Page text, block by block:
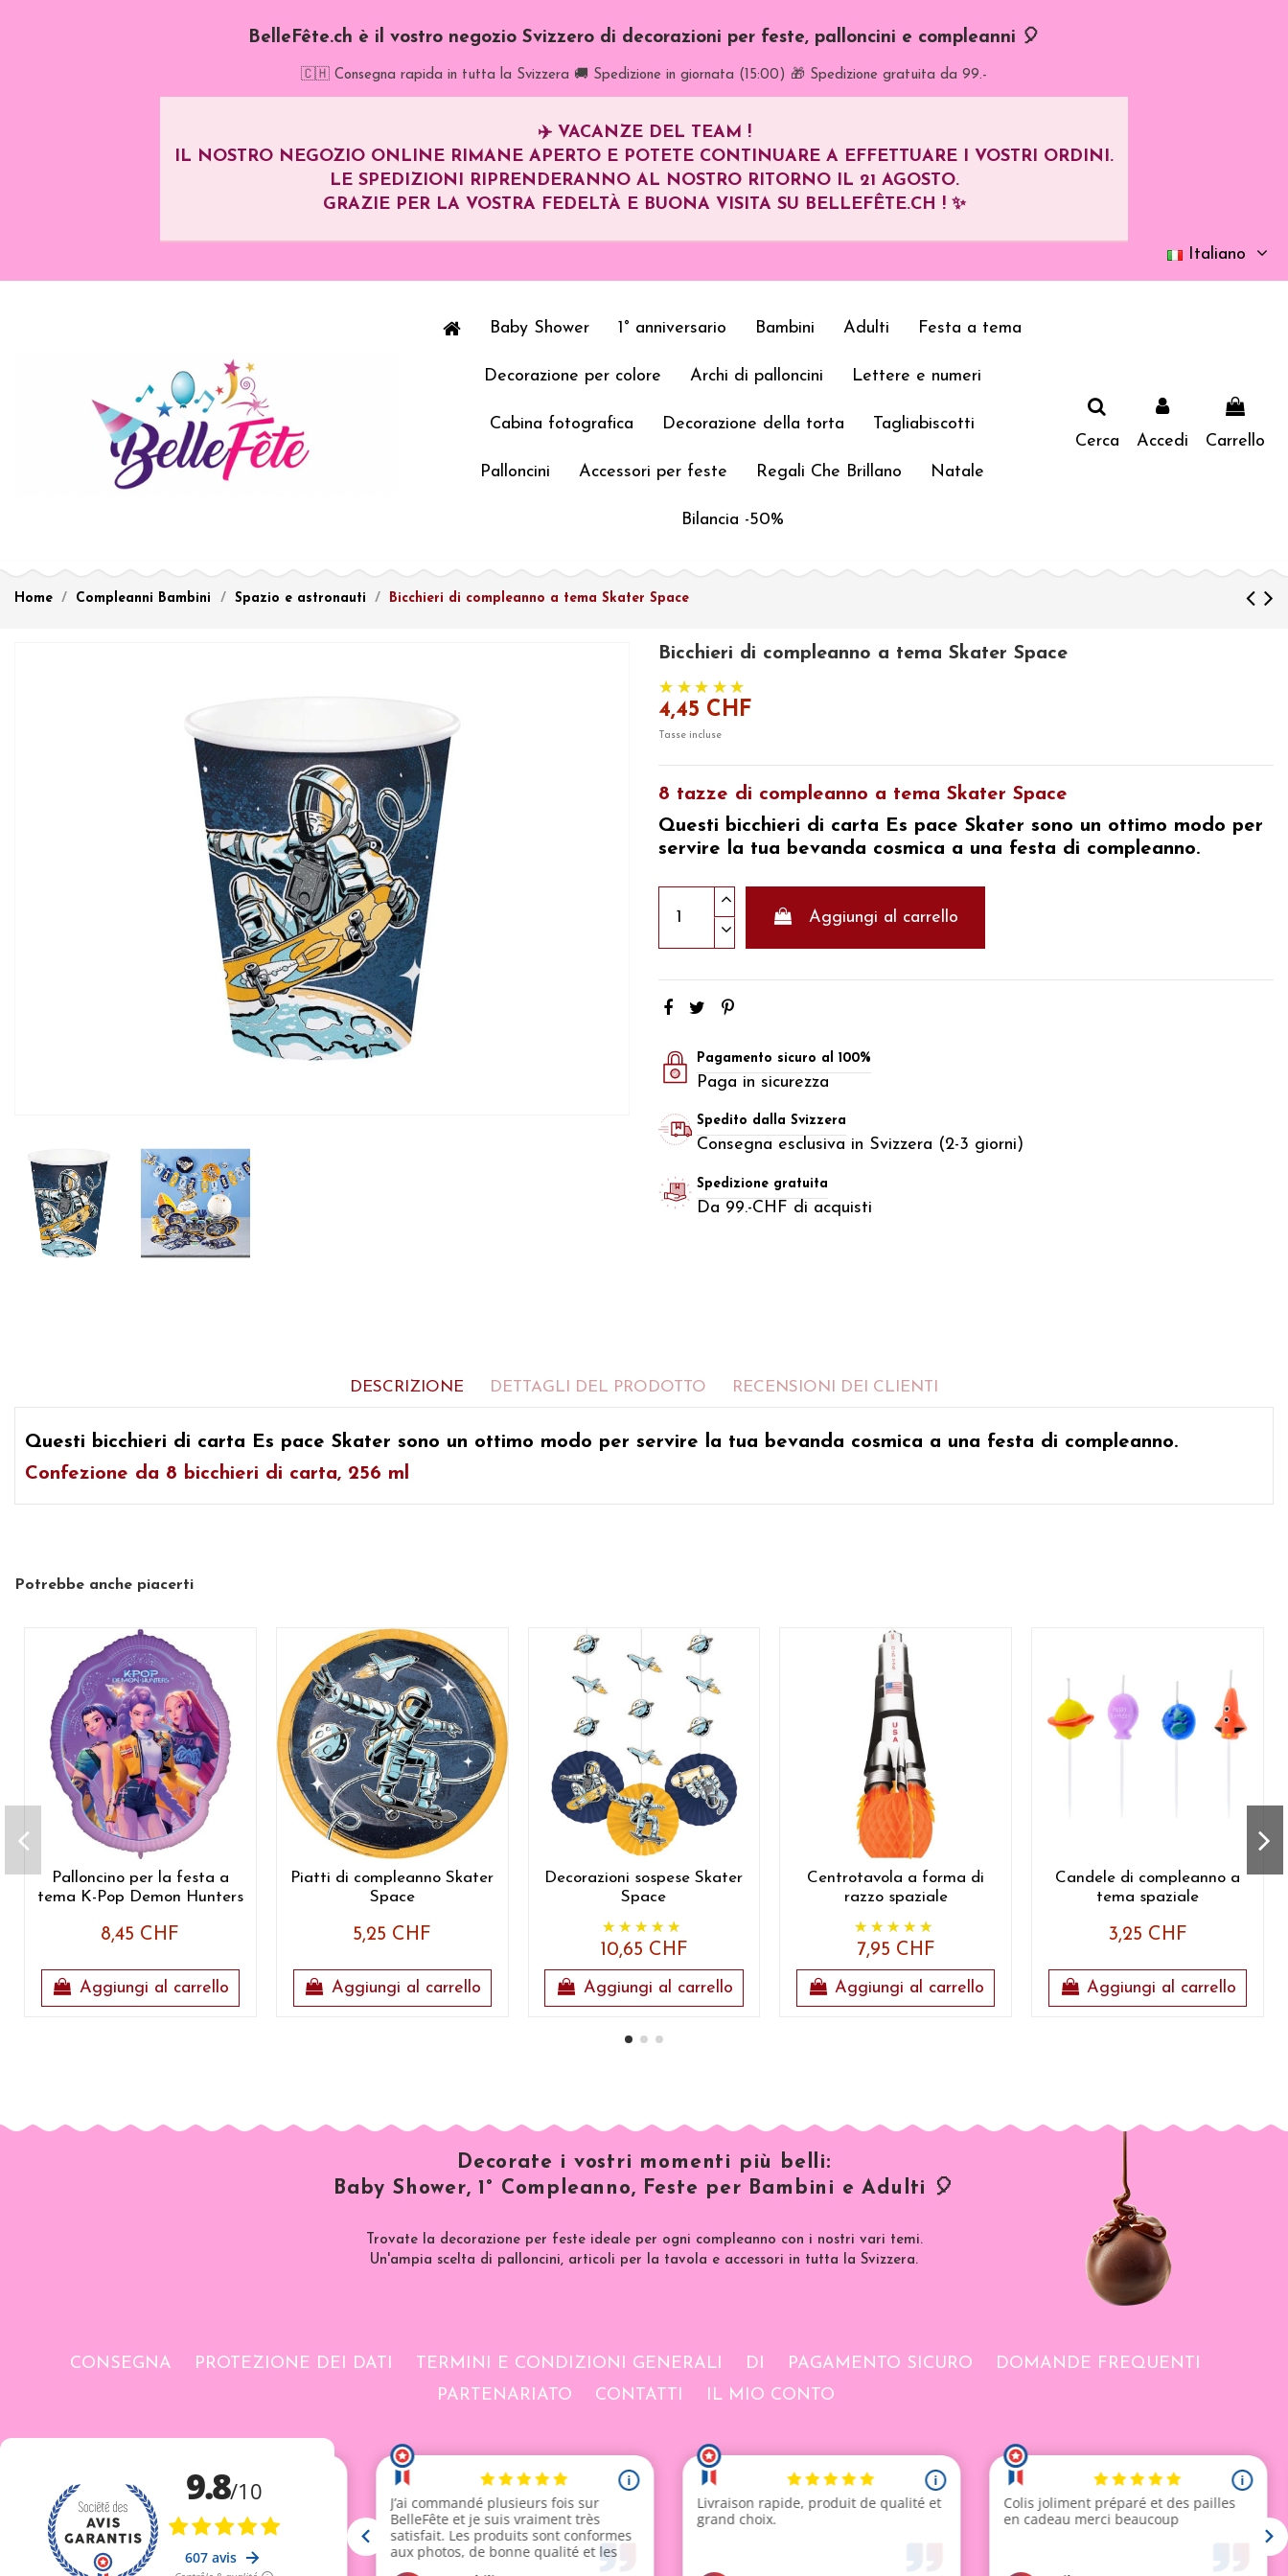
BelleFête.ch è il vostro negozio Svizzero di decorazioni per feste, palloncini e compleanni 🎈
🇨🇭 Consegna rapida in tutta la Svizzera 🚚 Spedizione in giornata (15:00) 🎁 Spedizione gratuita da 99.-
✈️ VACANZE DEL TEAM !
IL NOSTRO NEGOZIO ONLINE RIMANE APERTO E POTETE CONTINUARE A EFFETTUARE I VOSTRI ORDINI.
LE SPEDIZIONI RIPRENDERANNO AL NOSTRO RITORNO IL 21 AGOSTO.
GRAZIE PER LA VOSTRA FEDELTÀ E BUONA VISITA SU BELLEFÊTE.CH ! ✨
Italiano
Baby Shower 1° anniversario Bambini Adulti Festa a tema
Decorazione per colore Archi di palloncini Lettere e numeri
Cabina fotografica Decorazione della torta Tagliabiscotti
Palloncini Accessori per feste Regali Che Brillano Natale
Bilancia -50%
Cerca Accedi Carrello
Home Compleanni Bambini Spazio e astronauti Bicchieri di compleanno a tema Skater Space
Bicchieri di compleanno a tema Skater Space
4,45 CHF
Tasse incluse
8 tazze di compleanno a tema Skater Space
Questi bicchieri di carta Es pace Skater sono un ottimo modo per
servire la tua bevanda cosmica a una festa di compleanno.
Aggiungi al carrello
Pagamento sicuro al 100%
Paga in sicurezza
Spedito dalla Svizzera
Consegna esclusiva in Svizzera (2-3 giorni)
Spedizione gratuita
Da 99.-CHF di acquisti
DESCRIZIONE DETTAGLI DEL PRODOTTO RECENSIONI DEI CLIENTI
Questi bicchieri di carta Es pace Skater sono un ottimo modo per servire la tua bevanda cosmica a una festa di compleanno.
Confezione da 8 bicchieri di carta, 256 ml
Potrebbe anche piacerti
Palloncino per la festa a
tema K-Pop Demon Hunters
8,45 CHF
Aggiungi al carrello
Piatti di compleanno Skater
Space
5,25 CHF
Aggiungi al carrello
Decorazioni sospese Skater
Space
10,65 CHF
Aggiungi al carrello
Centrotavola a forma di
razzo spaziale
7,95 CHF
Aggiungi al carrello
Candele di compleanno a
tema spaziale
3,25 CHF
Aggiungi al carrello
Decorate i vostri momenti più belli:
Baby Shower, 1° Compleanno, Feste per Bambini e Adulti 🎈
Trovate la decorazione per feste ideale per ogni compleanno con i nostri vari temi.
Un'ampia scelta di palloncini, articoli per la tavola e accessori in tutta la Svizzera.
CONSEGNA PROTEZIONE DEI DATI TERMINI E CONDIZIONI GENERALI DI PAGAMENTO SICURO
DOMANDE FREQUENTI
PARTENARIATO
CONTATTI IL MIO CONTO